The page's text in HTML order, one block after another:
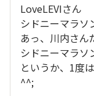
LoveLEVIさん
シドニーマラソ
あっ、川内さん
シドニーマラソ
というか、1度
^^;